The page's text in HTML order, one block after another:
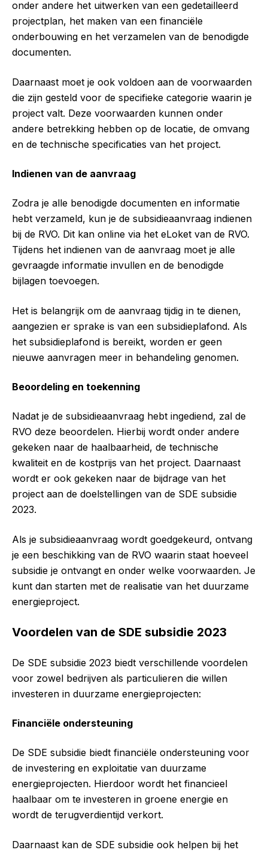
onder andere het uitwerken van een gedetailleerd
projectplan, het maken van een financiële
onderbouwing en het verzamelen van de benodigde
documenten.
Daarnaast moet je ook voldoen aan de voorwaarden
die zijn gesteld voor de specifieke categorie waarin je
project valt. Deze voorwaarden kunnen onder
andere betrekking hebben op de locatie, de omvang
en de technische specificaties van het project.
Indienen van de aanvraag
Zodra je alle benodigde documenten en informatie
hebt verzameld, kun je de subsidieaanvraag indienen
bij de RVO. Dit kan online via het eLoket van de RVO.
Tijdens het indienen van de aanvraag moet je alle
gevraagde informatie invullen en de benodigde
bijlagen toevoegen.
Het is belangrijk om de aanvraag tijdig in te dienen,
aangezien er sprake is van een subsidieplafond. Als
het subsidieplafond is bereikt, worden er geen
nieuwe aanvragen meer in behandeling genomen.
Beoordeling en toekenning
Nadat je de subsidieaanvraag hebt ingediend, zal de
RVO deze beoordelen. Hierbij wordt onder andere
gekeken naar de haalbaarheid, de technische
kwaliteit en de kostprijs van het project. Daarnaast
wordt er ook gekeken naar de bijdrage van het
project aan de doelstellingen van de SDE subsidie
2023.
Als je subsidieaanvraag wordt goedgekeurd, ontvang
je een beschikking van de RVO waarin staat hoeveel
subsidie je ontvangt en onder welke voorwaarden. Je
kunt dan starten met de realisatie van het duurzame
energieproject.
Voordelen van de SDE subsidie 2023
De SDE subsidie 2023 biedt verschillende voordelen
voor zowel bedrijven als particulieren die willen
investeren in duurzame energieprojecten:
Financiële ondersteuning
De SDE subsidie biedt financiële ondersteuning voor
de investering en exploitatie van duurzame
energieprojecten. Hierdoor wordt het financieel
haalbaar om te investeren in groene energie en
wordt de terugverdientijd verkort.
Daarnaast kan de SDE subsidie ook helpen bij het